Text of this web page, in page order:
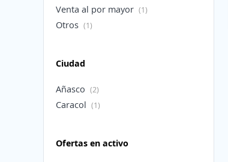
Venta al por mayor (1)
Otros (1)
Ciudad
Añasco (2)
Caracol (1)
Ofertas en activo